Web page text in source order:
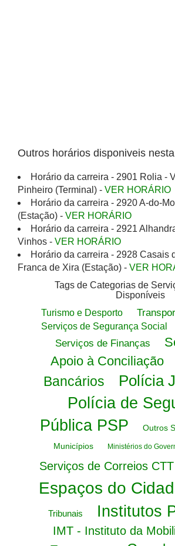
Outros horários disponiveis
Horário da carreira - 2901 Rolia -
Pinheiro (Terminal) - VER HORÁRIO
Horário da carreira - 2920 A-do-
(Estação) - VER HORÁRIO
Horário da carreira - 2921
Vinhos - VER HORÁRIO
Horário da carreira - 2928 Casais
Franca de Xira (Estação) - VER
Tags de Categorias de
Disponíveis
Turismo e Desporto
Serviços de Segurança Social
Serviços de Finanças
Apoio à Conciliação
Bancários
Polícia
Polícia de
Pública PSP
Outros
Municípios
Ministérios do
Serviços de Correios CTT
Espaços do
Tribunais Institutos
IMT - Instituto da